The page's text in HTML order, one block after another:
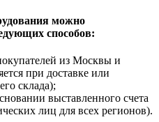
можно
способов:
из Москвы и
при доставке или
склада);
выставленного счета
лиц для всех регионов).